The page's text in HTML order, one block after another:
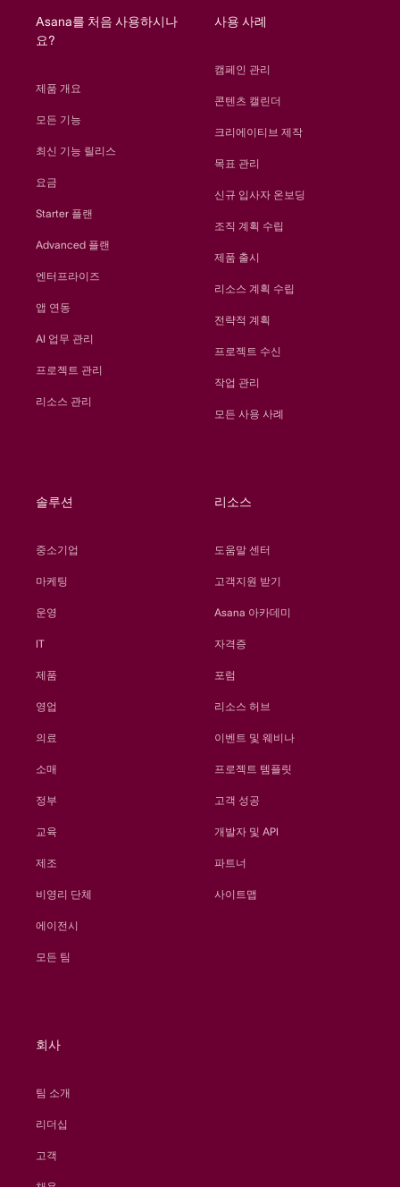
Asana를 처음 사용하시나
요?
제품 개요
모든 기능
최신 기능 릴리스
요금
Starter 플랜
Advanced 플랜
엔터프라이즈
앱 연동
AI 업무 관리
프로젝트 관리
리소스 관리
사용 사례
캠페인 관리
콘텐츠 캘린더
크리에이티브 제작
목표 관리
신규 입사자 온보딩
조직 계획 수립
제품 출시
리소스 계획 수립
전략적 계획
프로젝트 수신
작업 관리
모든 사용 사례
솔루션
중소기업
마케팅
운영
IT
제품
영업
의료
소매
정부
교육
제조
비영리 단체
에이전시
모든 팀
리소스
도움말 센터
고객지원 받기
Asana 아카데미
자격증
포럼
리소스 허브
이벤트 및 웨비나
프로젝트 템플릿
고객 성공
개발자 및 API
파트너
사이트맵
회사
팀 소개
리더십
고객